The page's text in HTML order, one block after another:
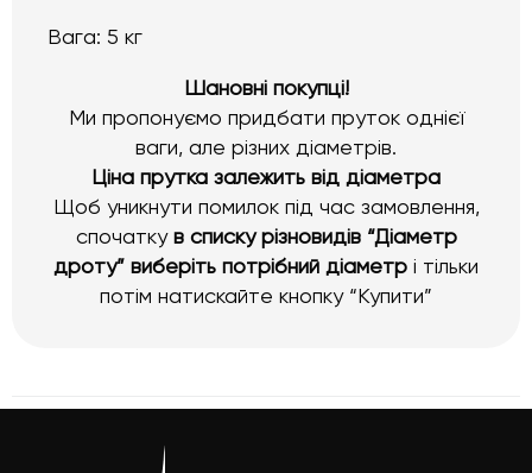
Вага: 5 кг
Шановні покупці!
Ми пропонуємо придбати пруток однієї
ваги, але різних діаметрів.
Ціна прутка залежить від діаметра
Щоб уникнути помилок під час замовлення,
спочатку в списку різновидів “Діаметр
дроту” виберіть потрібний діаметр і тільки
потім натискайте кнопку “Купити”